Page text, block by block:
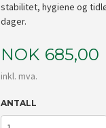
stabilitet, hygiene og
dager.
Pris
NOK 685,00
inkl. mva.
ANTALL